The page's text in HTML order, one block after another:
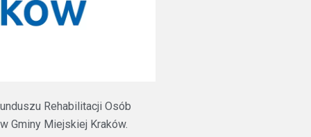
Rehabilitacji Osób
Gminy Miejskiej Kraków.